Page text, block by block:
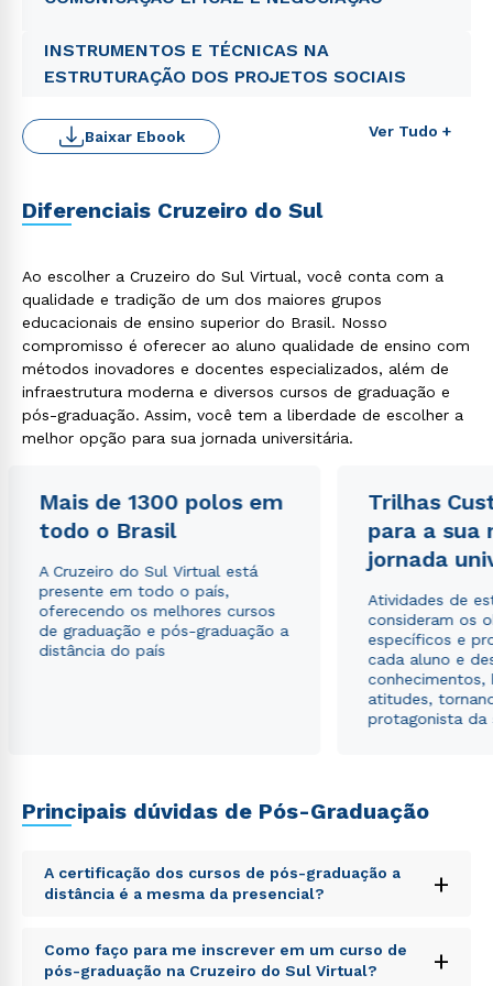
INSTRUMENTOS E TÉCNICAS NA
ESTRUTURAÇÃO DOS PROJETOS SOCIAIS
Ver Tudo +
Baixar Ebook
Diferenciais Cruzeiro do Sul
Ao escolher a Cruzeiro do Sul Virtual, você conta com a
qualidade e tradição de um dos maiores grupos
educacionais de ensino superior do Brasil. Nosso
compromisso é oferecer ao aluno qualidade de ensino com
métodos inovadores e docentes especializados, além de
infraestrutura moderna e diversos cursos de graduação e
pós-graduação. Assim, você tem a liberdade de escolher a
melhor opção para sua jornada universitária.
Mais de 1300 polos em
todo o Brasil
A Cruzeiro do Sul Virtual está
presente em todo o país,
oferecendo os melhores cursos
de graduação e pós-graduação a
distância do país
Trilhas
para a sua
jornada
Atividades de
consideram os
específicos e
cada aluno e
conhecimentos,
atitudes,
protagonista da
Principais dúvidas de Pós-Graduação
A certificação dos cursos de pós-graduação a
distância é a mesma da presencial?
+
Sed ut perspiciatis unde omnis iste natus error sit
voluptatem accusantium doloremque laudantium,
Como faço para me inscrever em um curso de
pós-graduação na Cruzeiro do Sul Virtual?
+
ou
Política de Privacidade.
e
autorizo que meus dados sejam utilizados para o
envio de conteúdos da Cruzeiro do Sul.